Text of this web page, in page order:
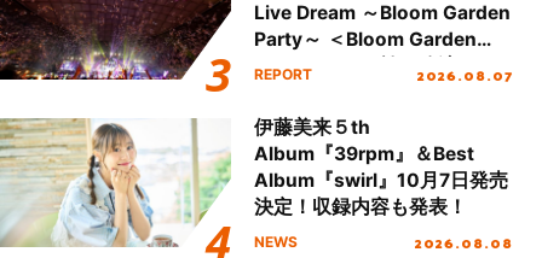
Live Dream ～Bloom Garden
Party～ ＜Bloom Garden
Party Stage／埼玉公演＞”
REPORT 2026.08.07
伊藤美来５th
Album『39rpm』＆Best
Album『swirl』10月7日発売
決定！収録内容も発表！
NEWS 2026.08.08